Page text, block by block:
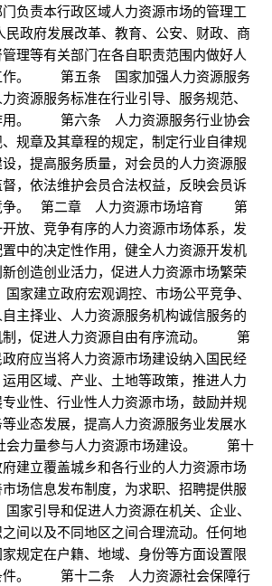
负责本行政区域人力资源市场的管理工
府发展改革、教育、公安、财政、商
理等有关部门在各自职责范围内做好人
作。 第五条 国家加强人力资源服务
资源服务标准在行业引导、服务规范、
用。 第六条 人力资源服务行业协会
规章及其章程的规定，制定行业自律规
，提高服务质量，对会员的人力资源服
，依法维护会员合法权益，反映会员诉
争。 第二章 人力资源市场培育 第
放、竞争有序的人力资源市场体系，发
中的决定性作用，健全人力资源开发机
创造创业活力，促进人力资源市场繁荣
建立政府宏观调控、市场公平竞争、
主择业、人力资源服务机构诚信服务的
制，促进人力资源自由有序流动。 第
府应当将人力资源市场建设纳入国民经
用区域、产业、土地等政策，推进人力
业性、行业性人力资源市场，鼓励并规
业态发展，提高人力资源服务业发展水
力量参与人力资源市场建设。 第十
建立覆盖城乡和各行业的人力资源市场
场信息发布制度，为求职、招聘提供服
引导和促进人力资源在机关、企业、
间以及不同地区之间合理流动。任何地
规定在户籍、地域、身份等方面设置限
件。 第十二条 人力资源社会保障行